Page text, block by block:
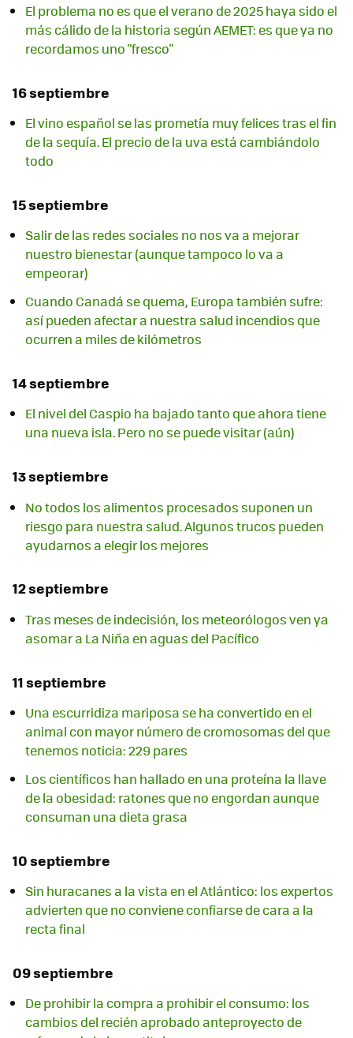
El problema no es que el verano de 2025 haya sido el
más cálido de la historia según AEMET: es que ya no
recordamos uno "fresco"
16 septiembre
El vino español se las prometía muy felices tras el fin
de la sequía. El precio de la uva está cambiándolo
todo
15 septiembre
Salir de las redes sociales no nos va a mejorar
nuestro bienestar (aunque tampoco lo va a
empeorar)
Cuando Canadá se quema, Europa también sufre:
así pueden afectar a nuestra salud incendios que
ocurren a miles de kilómetros
14 septiembre
El nivel del Caspio ha bajado tanto que ahora tiene
una nueva isla. Pero no se puede visitar (aún)
13 septiembre
No todos los alimentos procesados suponen un
riesgo para nuestra salud. Algunos trucos pueden
ayudarnos a elegir los mejores
12 septiembre
Tras meses de indecisión, los meteorólogos ven ya
asomar a La Niña en aguas del Pacífico
11 septiembre
Una escurridiza mariposa se ha convertido en el
animal con mayor número de cromosomas del que
tenemos noticia: 229 pares
Los científicos han hallado en una proteína la llave
de la obesidad: ratones que no engordan aunque
consuman una dieta grasa
10 septiembre
Sin huracanes a la vista en el Atlántico: los expertos
advierten que no conviene confiarse de cara a la
recta final
09 septiembre
De prohibir la compra a prohibir el consumo: los
cambios del recién aprobado anteproyecto de